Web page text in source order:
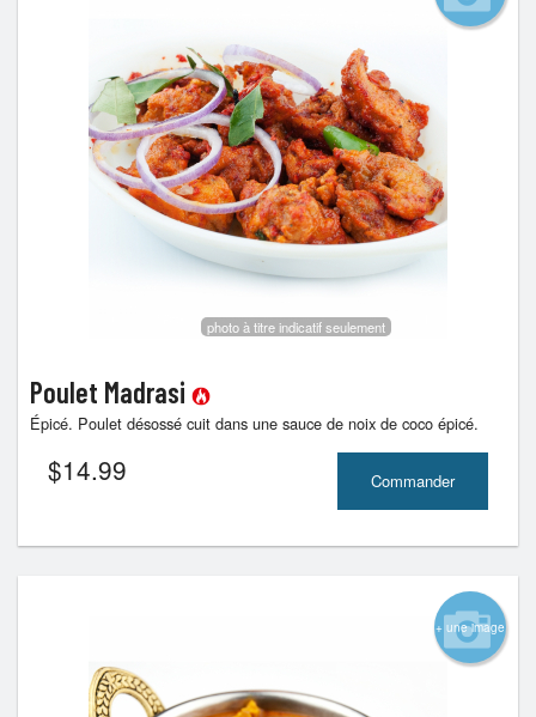
photo à titre indicatif seulement
Poulet Madrasi
Épicé. Poulet désossé cuit dans une sauce de noix de coco épicé.
$14.99 Commander
+ une image